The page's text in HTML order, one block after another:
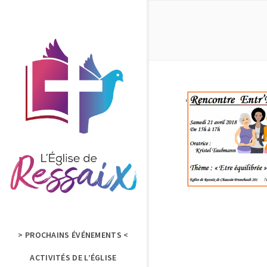
> PROCHAINS ÉVÉNEMENTS <
ACTIVITÉS DE L’ÉGLISE